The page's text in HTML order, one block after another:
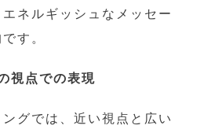
ネルギッシュなメッセー
す。
視点での表現
グでは、近い視点と広い